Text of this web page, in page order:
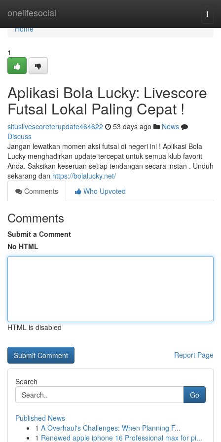
onelifesocial
Home
Home
1
Aplikasi Bola Lucky: Livescore
Futsal Lokal Paling Cepat !
situslivescoreterupdate464622 53 days ago
News
Discuss
Jangan lewatkan momen aksi futsal di negeri ini ! Aplikasi Bola
Lucky menghadirkan update tercepat untuk semua klub favorit
Anda. Saksikan keseruan setiap tendangan secara instan . Unduh
sekarang dan https://bolalucky.net/
Comments
Who Upvoted
Comments
Submit a Comment
No HTML
HTML is disabled
Report Page
Search
Go
Published News
1 A Overhaul's Challenges: When Planning F...
1 Renewed apple iphone 16 Professional max for pi...